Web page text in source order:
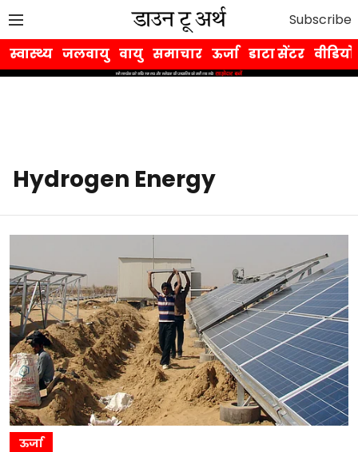
Subscribe
स्वास्थ्य जलवायु वायु समाचार ऊर्जा डाटा सेंटर वीडियो
Hydrogen Energy
ऊर्जा